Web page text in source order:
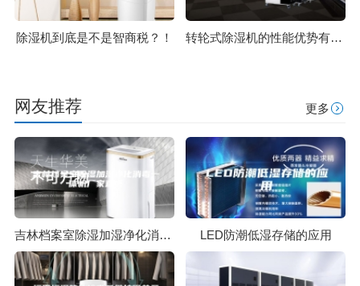
除湿机到底是不是智商税？！ 转轮式除湿机的性能优势有哪些？
网友推荐 更多
吉林档案室除湿加湿净化消毒一体机厂家直供 LED防潮低湿存储的应用